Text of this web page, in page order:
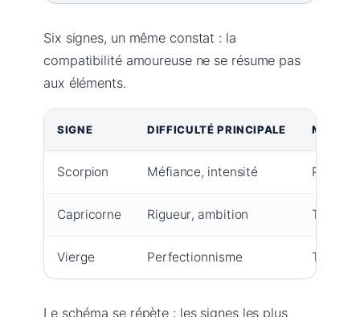
Six signes, un même constat : la
compatibilité amoureuse ne se résume pas
aux éléments.
SIGNE DIFFICULTÉ PRINCIPALE
Scorpion Méfiance, intensité
Capricorne Rigueur, ambition
Vierge Perfectionnisme
Le schéma se répète : les signes les plus